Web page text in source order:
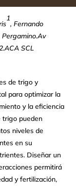
1
, Fernando
Pergamino.Av
SCL
de trigo y
para optimizar la
y la eficiencia
trigo pueden
niveles de
en su
Diseñar un
permitirá
y fertilización,